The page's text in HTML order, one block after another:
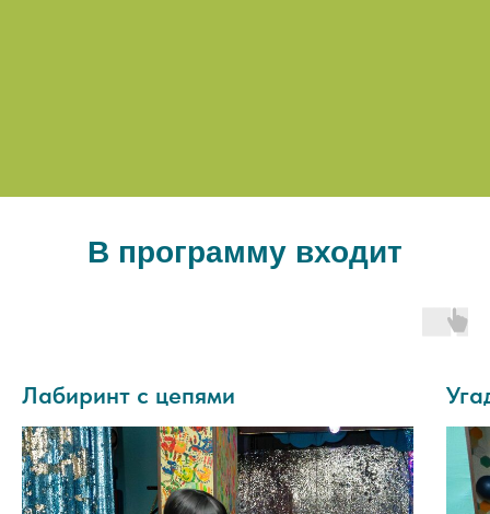
В программу входит
Лабиринт с цепями